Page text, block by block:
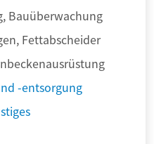
Bauüberwachung
Fettabscheider
-entsorgung